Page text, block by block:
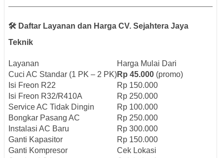
🛠️ Daftar Layanan dan Harga CV. Sejahtera Jaya
Teknik
Layanan
Harga Mulai Dari
Cuci AC Standar (1 PK – 2 PK)Rp 45.000 (promo)
Isi Freon R22
Rp 150.000
Isi Freon R32/R410A
Rp 250.000
Service AC Tidak Dingin
Rp 100.000
Bongkar Pasang AC
Rp 250.000
Instalasi AC Baru
Rp 300.000
Ganti Kapasitor
Rp 150.000
Ganti Kompresor
Cek Lokasi